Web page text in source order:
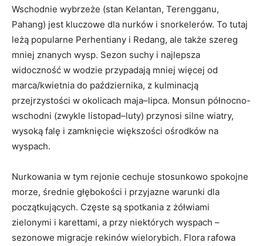
Wschodnie wybrzeże (stan Kelantan, Terengganu,
Pahang) jest kluczowe dla nurków i snorkelerów. To tutaj
leżą popularne Perhentiany i Redang, ale także szereg
mniej znanych wysp. Sezon suchy i najlepsza
widoczność w wodzie przypadają mniej więcej od
marca/kwietnia do października, z kulminacją
przejrzystości w okolicach maja–lipca. Monsun północno-
wschodni (zwykle listopad–luty) przynosi silne wiatry,
wysoką falę i zamknięcie większości ośrodków na
wyspach.
Nurkowania w tym rejonie cechuje stosunkowo spokojne
morze, średnie głębokości i przyjazne warunki dla
początkujących. Częste są spotkania z żółwiami
zielonymi i karettami, a przy niektórych wyspach –
sezonowe migracje rekinów wielorybich. Flora rafowa